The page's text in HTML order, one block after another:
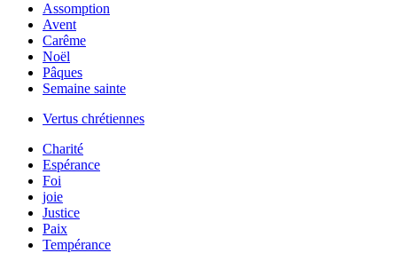
Assomption
Avent
Carême
Noël
Pâques
Semaine sainte
Vertus chrétiennes
Charité
Espérance
Foi
joie
Justice
Paix
Tempérance